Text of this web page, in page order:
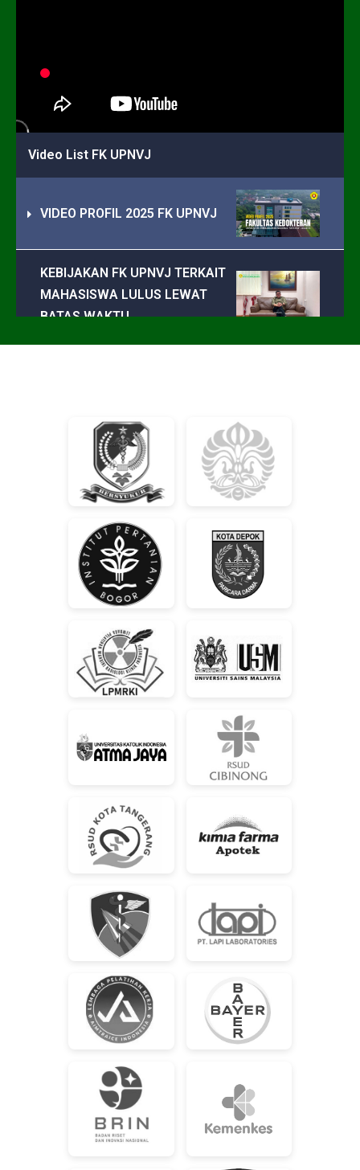
Video List FK UPNVJ
VIDEO PROFIL 2025 FK UPNVJ
KEBIJAKAN FK UPNVJ TERKAIT
MAHASISWA LULUS LEWAT
BATAS WAKTU
Video Profil 2024 FK UPNVJ
PELANTIKAN DAN JANJI
DOKTER MUDA ANGKATAN KE -
GELADI POSKO
2023 FAKULTAS KEDOKTERAN
UPN "VETERAN" JAKARTA